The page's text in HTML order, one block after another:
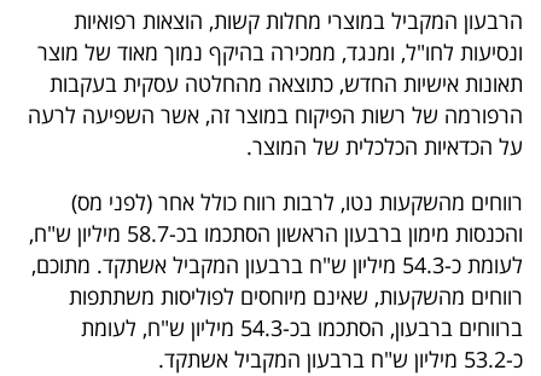
פרסמו
באייס
עקבו
אחרינו:
הרבעון המקביל במוצרי מחלות קשות, הוצאות רפואיות
ונסיעות לחו"ל, ומנגד, ממכירה בהיקף נמוך מאוד של מוצר
תאונות אישיות החדש, כתוצאה מהחלטה עסקית בעקבות
הרפורמה של רשות הפיקוח במוצר זה, אשר השפיעה לרעה
על הכדאיות הכלכלית של המוצר.
רווחים מהשקעות נטו, לרבות רווח כולל אחר (לפני מס)
והכנסות מימון ברבעון הראשון הסתכמו בכ-58.7 מיליון ש"ח,
לעומת כ-54.3 מיליון ש"ח ברבעון המקביל אשתקד. מתוכם,
רווחים מהשקעות, שאינם מיוחסים לפוליסות משתתפות
ברווחים ברבעון, הסתכמו בכ-54.3 מיליון ש"ח, לעומת
כ-53.2 מיליון ש"ח ברבעון המקביל אשתקד.